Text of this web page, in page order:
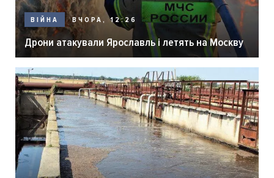
ВІЙНА ВЧОРА, 12:26
Дрони атакували Ярославль і летять на Москву